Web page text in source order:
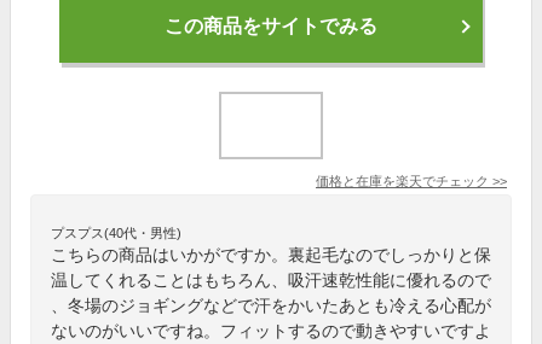
この商品をサイトでみる
価格と在庫を楽天でチェック >>
プスプス(40代・男性)
こちらの商品はいかがですか。裏起毛なのでしっかりと保
温してくれることはもちろん、吸汗速乾性能に優れるので
、冬場のジョギングなどで汗をかいたあとも冷える心配が
ないのがいいですね。フィットするので動きやすいですよ